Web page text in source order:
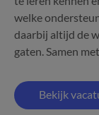
welke
daarbij altijd de
gaten. Samen
Bekijk